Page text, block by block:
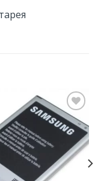
Добавить
в
Избранное